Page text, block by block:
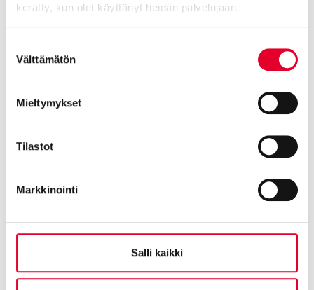
kerätty, kun olet käyttänyt heidän palvelujaan.
valinta
Välttämätön
Mieltymykset
Tilastot
Markkinointi
Salli kaikki
Kaski Design